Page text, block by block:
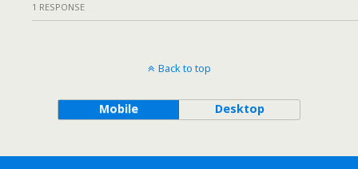
1 RESPONSE
Back to top
Mobile Desktop